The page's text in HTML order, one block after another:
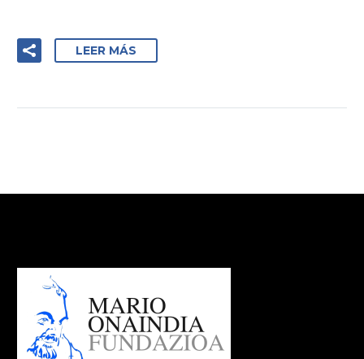
LEER MÁS